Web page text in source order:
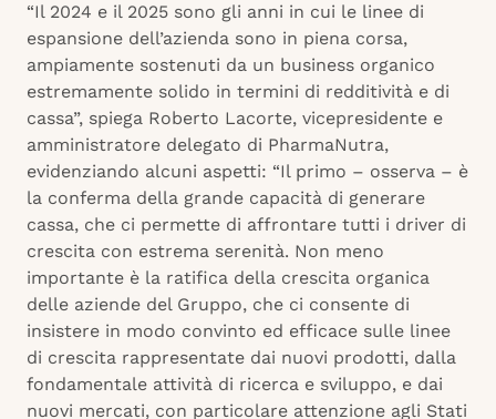
“Il 2024 e il 2025 sono gli anni in cui le linee di
espansione dell’azienda sono in piena corsa,
ampiamente sostenuti da un business organico
estremamente solido in termini di redditività e di
cassa”, spiega Roberto Lacorte, vicepresidente e
amministratore delegato di PharmaNutra,
evidenziando alcuni aspetti: “Il primo – osserva – è
la conferma della grande capacità di generare
cassa, che ci permette di affrontare tutti i driver di
crescita con estrema serenità. Non meno
importante è la ratifica della crescita organica
delle aziende del Gruppo, che ci consente di
insistere in modo convinto ed efficace sulle linee
di crescita rappresentate dai nuovi prodotti, dalla
fondamentale attività di ricerca e sviluppo, e dai
nuovi mercati, con particolare attenzione agli Stati